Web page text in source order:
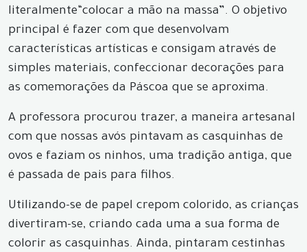
literalmente“colocar a mão na massa”. O objetivo
principal é fazer com que desenvolvam
características artísticas e consigam através de
simples materiais, confeccionar decorações para
as comemorações da Páscoa que se aproxima.
A professora procurou trazer, a maneira artesanal
com que nossas avós pintavam as casquinhas de
ovos e faziam os ninhos, uma tradição antiga, que
é passada de pais para filhos.
Utilizando-se de papel crepom colorido, as crianças
divertiram-se, criando cada uma a sua forma de
colorir as casquinhas. Ainda, pintaram cestinhas